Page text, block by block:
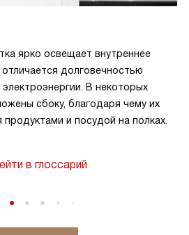
ярко освещает внутреннее
долговечностью
В некоторых
сбоку, благодаря чему их
и посудой на полках.
в глоссарий